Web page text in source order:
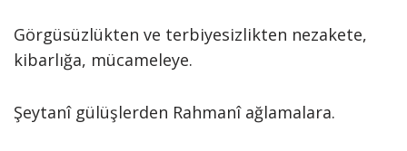
Görgüsüzlükten ve terbiyesizlikten nezakete,
kibarlığa, mücameleye.
Şeytanî gülüşlerden Rahmanî ağlamalara.